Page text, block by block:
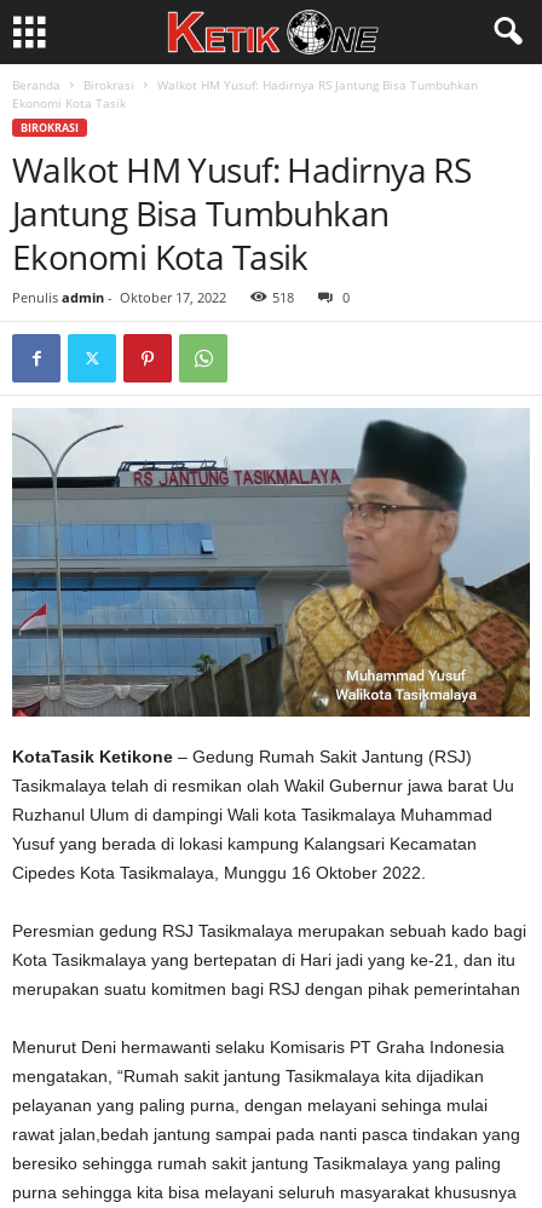
Beranda Birokrasi
Walkot HM Yusuf: Hadirnya RS Jantung Bisa Tumbuhkan
Ekonomi Kota Tasik
BIROKRASI
Walkot HM Yusuf: Hadirnya RS
Jantung Bisa Tumbuhkan
Ekonomi Kota Tasik
Penulis admin - Oktober 17, 2022 518 0
KotaTasik Ketikone – Gedung Rumah Sakit Jantung (RSJ)
Tasikmalaya telah di resmikan olah Wakil Gubernur jawa barat Uu
Ruzhanul Ulum di dampingi Wali kota Tasikmalaya Muhammad
Yusuf yang berada di lokasi kampung Kalangsari Kecamatan
Cipedes Kota Tasikmalaya, Munggu 16 Oktober 2022.
Peresmian gedung RSJ Tasikmalaya merupakan sebuah kado bagi
Kota Tasikmalaya yang bertepatan di Hari jadi yang ke-21, dan itu
merupakan suatu komitmen bagi RSJ dengan pihak pemerintahan
Menurut Deni hermawanti selaku Komisaris PT Graha Indonesia
mengatakan, “Rumah sakit jantung Tasikmalaya kita dijadikan
pelayanan yang paling purna, dengan melayani sehinga mulai
rawat jalan,bedah jantung sampai pada nanti pasca tindakan yang
beresiko sehingga rumah sakit jantung Tasikmalaya yang paling
purna sehingga kita bisa melayani seluruh masyarakat khususnya